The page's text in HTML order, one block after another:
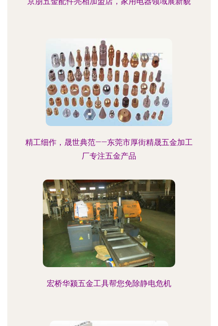
精工细作，晟世典范——东莞市厚街精晟五金加工
厂专注五金产品
宏桥华颍五金工具帮您免除静电危机